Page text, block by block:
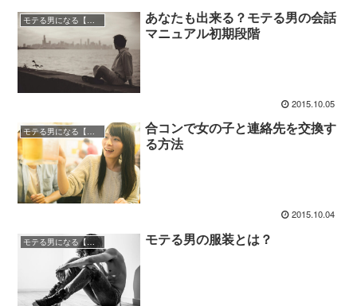
モテる男になる【自分磨き】
あなたも出来る？モテる男の会話
マニュアル初期段階
2015.10.05
合コンで女の子と連絡先を交換す
る方法
2015.10.04
モテる男になる【自分磨き】 モテる男の服装とは？